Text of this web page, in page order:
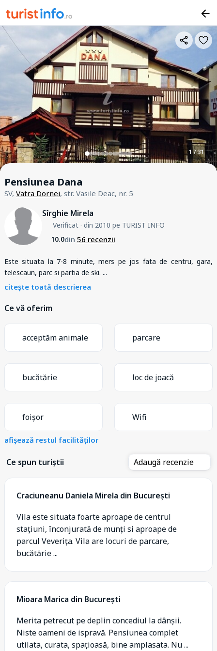
1 / 31
Pensiunea Dana
SV, Vatra Dornei, str. Vasile Deac, nr. 5
Sîrghie Mirela
Verificat· din 2010 pe TURIST INFO
10.0din 56 recenzii
Este situata la 7-8 minute, mers pe jos fata de centru, gara,
telescaun, parc si partia de ski. ...
citește toată descrierea
Ce vă oferim
acceptăm animale parcare
bucătărie loc de joacă
foișor Wifi
afișează restul facilităților
Ce spun turiștii Adaugă recenzie
Craciuneanu Daniela Mirela din București
Vila este situata foarte aproape de centrul
stațiuni, înconjurată de munți si aproape de
parcul Veverița. Vila are locuri de parcare,
bucătărie ...
Mioara Marica din București
Merita petrecut pe deplin concediul la dânșii.
Niste oameni de ispravă. Pensiunea complet
utilata, curata, spațioasă, bine amplasata. Nu ...